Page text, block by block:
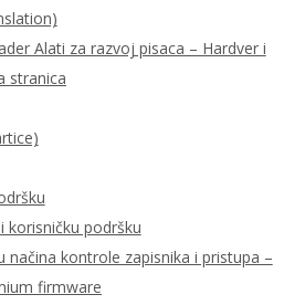
Alati za razvoj pisaca – Hardver i
stranica
korisničku podršku
načina kontrole zapisnika i pristupa –
firmware